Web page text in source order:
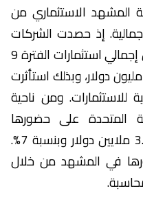
المشهد الاستثماري من
إذ حصدت الشركات
الناشئة السعودية 6 صفقات من إجمالي استثمارات الفترة 9
– 16 مايو، بقيمة بلغت نحو 46 مليون دولار، وبذلك استأثرت
للاستثمارات. ومن ناحية
المتحدة على حضورها
الإقليمي عبر صفقتين بقيمة 3.5 ملايين دولار وبنسبة 7%.
في المشهد من خلال